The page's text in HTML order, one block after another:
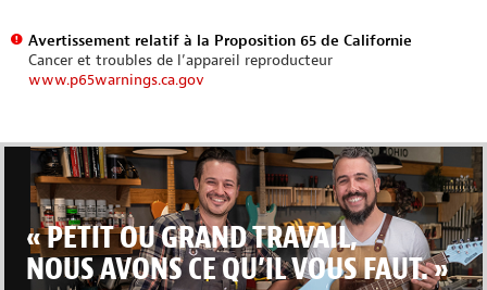
Avertissement relatif à la Proposition 65 de Californie
Cancer et troubles de l’appareil reproducteur
www.p65warnings.ca.gov
« PETIT OU GRAND TRAVAIL,
NOUS AVONS CE QU’IL VOUS FAUT. »